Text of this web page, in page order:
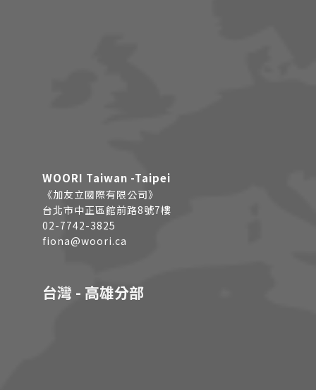
WOORI Taiwan -Taipei
《加友立國際有限公司》
台北市中正區館前路8號7樓
02-7742-3825
fiona@woori.ca
台灣 - 高雄分部